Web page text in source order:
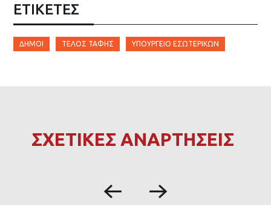
ΕΤΙΚΈΤΕΣ
ΔΉΜΟΙ ΤΈΛΟΣ ΤΑΦΉΣ ΎΠΟΥΡΓΕΊΟ ΕΣΩΤΕΡΙΚΏΝ
ΣΧΕΤΙΚΕΣ ΑΝΑΡΤΗΣΕΙΣ